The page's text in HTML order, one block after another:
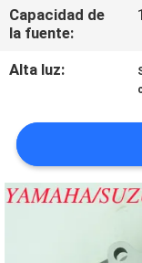
NOTICIAS
PIDA
UNA
CITA
Capacidad de
la fuente:
Alta luz: